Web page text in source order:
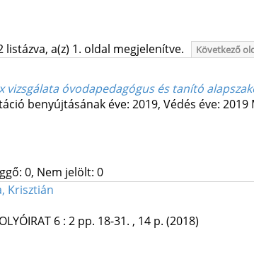
listázva, a(z) 1. oldal megjelenítve. Következő
vizsgálata óvodapedagógus és tanító
benyújtásának éve: 2019, Védés éve: 2019
0, Nem jelölt: 0
Krisztián
6: 2 pp. 18-31. , 14 p. (2018)